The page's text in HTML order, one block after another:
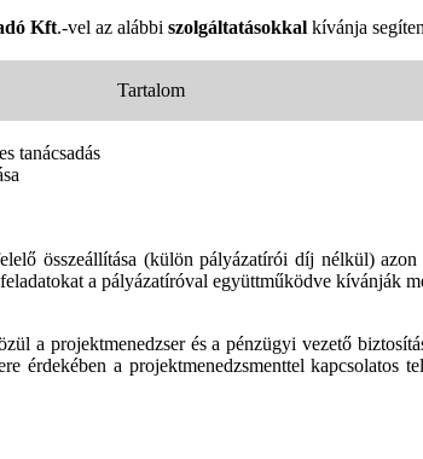
Kft.-vel az alábbi szolgáltatásokkal kívánja
Tartalom
tanácsadás
összeállítása (külön pályázatírói díj nélkül)
a pályázatíróval együttműködve kívánják
a projektmenedzser és a pénzügyi vezető
érdekében a projektmenedzsmenttel kapcsolatos